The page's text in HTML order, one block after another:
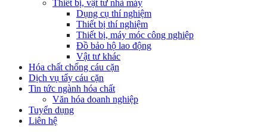
Thiết bị, vật tư nhà máy
Dụng cụ thí nghiệm
Thiết bị thí nghiệm
Thiết bị, máy móc công nghiệp
Đồ bảo hộ lao động
Vật tư khác
Hóa chất chống cáu cặn
Dịch vụ tẩy cáu cặn
Tin tức ngành hóa chất
Văn hóa doanh nghiệp
Tuyển dụng
Liên hệ